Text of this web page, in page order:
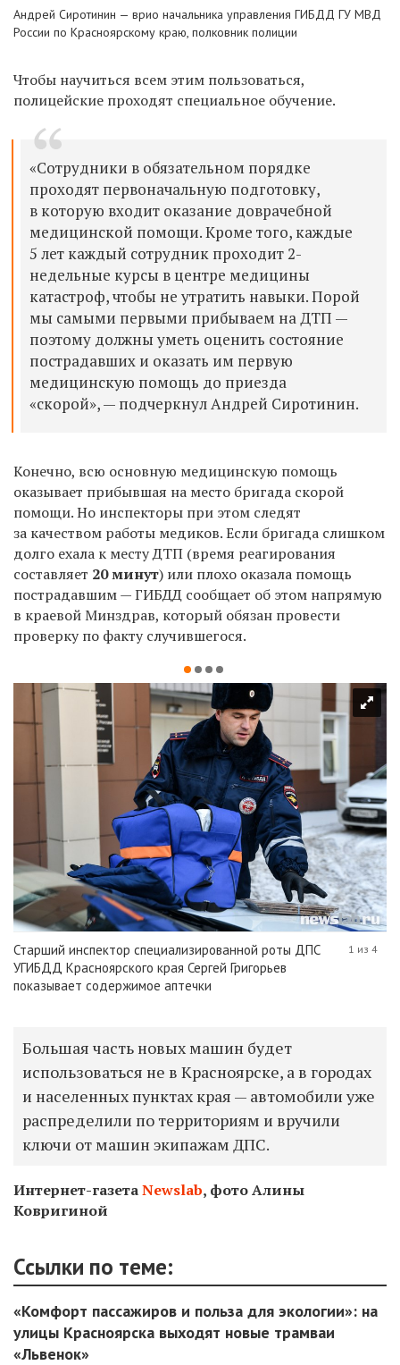
Андрей Сиротинин — врио начальника управления ГИБДД ГУ МВД
России по Красноярскому краю, полковник полиции
Чтобы научиться всем этим пользоваться,
полицейские проходят специальное обучение.
«Сотрудники в обязательном порядке
проходят первоначальную подготовку,
в которую входит оказание доврачебной
медицинской помощи. Кроме того, каждые
5 лет каждый сотрудник проходит 2-
недельные курсы в центре медицины
катастроф, чтобы не утратить навыки. Порой
мы самыми первыми прибываем на ДТП —
поэтому должны уметь оценить состояние
пострадавших и оказать им первую
медицинскую помощь до приезда
«скорой», — подчеркнулАндрей Сиротинин.
Конечно, всю основную медицинскую помощь
оказывает прибывшая на место бригада скорой
помощи. Но инспекторы при этом следят
за качеством работы медиков. Если бригада слишком
долго ехала к месту ДТП (время реагирования
составляет 20 минут) или плохо оказала помощь
пострадавшим — ГИБДД сообщает об этом напрямую
в краевой Минздрав, который обязан провести
проверку по факту случившегося.
Старший инспектор специализированной роты ДПС
УГИБДД Красноярского края Сергей Григорьев
показывает содержимое аптечки
1 из 4
Большая часть новых машин будет
использоваться не в Красноярске, а в городах
и населенных пунктах края — автомобили уже
распределили по территориям и вручили
ключи от машин экипажам ДПС.
Интернет-газетаNewslab, фото Алины
Ковригиной
Ссылки по теме:
«Комфорт пассажиров и польза для экологии»: на
улицы Красноярска выходят новые трамваи
«Львенок»